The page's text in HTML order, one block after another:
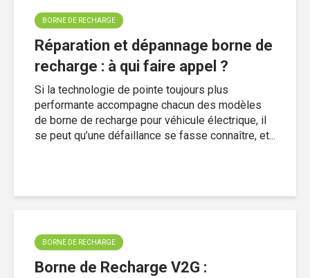
BORNE DE RECHARGE
Réparation et dépannage borne de
recharge : à qui faire appel ?
Si la technologie de pointe toujours plus
performante accompagne chacun des modèles
de borne de recharge pour véhicule électrique, il
se peut qu’une défaillance se fasse connaître, et...
BORNE DE RECHARGE
Borne de Recharge V2G :